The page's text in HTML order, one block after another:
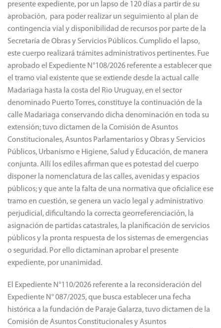
presente expediente, por un lapso de 120 días a partir de su
aprobación, para poder realizar un seguimiento al plan de
contingencia vial y disponibilidad de recursos por parte de la
Secretaría de Obras y Servicios Públicos. Cumplido el lapso,
este cuerpo realizará trámites administrativos pertinentes. Fue
aprobado el Expediente N°108/2026 referente a establecer que
el tramo vial existente que se extiende desde la actual calle
Madariaga hasta la costa del Rio Uruguay, en el sector
denominado Puerto Torres, constituye la continuación de la
calle Madariaga conservando dicha denominación en toda su
extensión; tuvo dictamen de la Comisión de Asuntos
Constitucionales, Asuntos Parlamentarios y Obras y Servicios
Públicos, Urbanismo e Higiene, Salud y Educación, de manera
conjunta. Allí los ediles afirman que es potestad del cuerpo
disponer la nomenclatura de las calles, avenidas y espacios
públicos; y que ante la falta de una normativa que oficialice ese
tramo en cuestión, se genera un vacío legal y administrativo
perjudicial, dificultando la correcta georreferenciación, la
asignación de partidas catastrales, la planificación de servicios
públicos y la pronta respuesta de los sistemas de emergencias
o seguridad. Por ello dictaminan aprobar el presente
expediente, por unanimidad.
El Expediente N°110/2026 referente a la reconsideración del
Expediente N° 087/2025, que busca establecer una fecha
histórica a la fundación de Paraje Galarza, tuvo dictamen de la
Comisión de Asuntos Constitucionales y Asuntos